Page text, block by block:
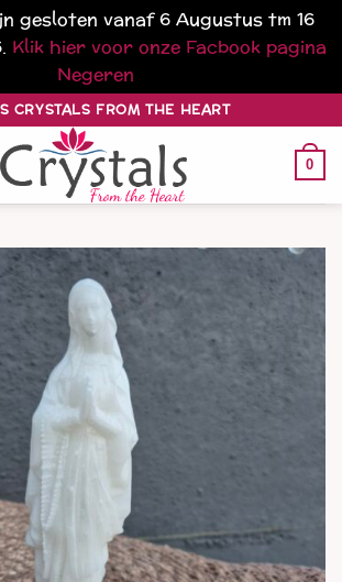
gesloten vanaf 6 Augustus tm 16
Klik hier voor onze Facbook pagina
Negeren
CRYSTALS FROM THE HEART
0